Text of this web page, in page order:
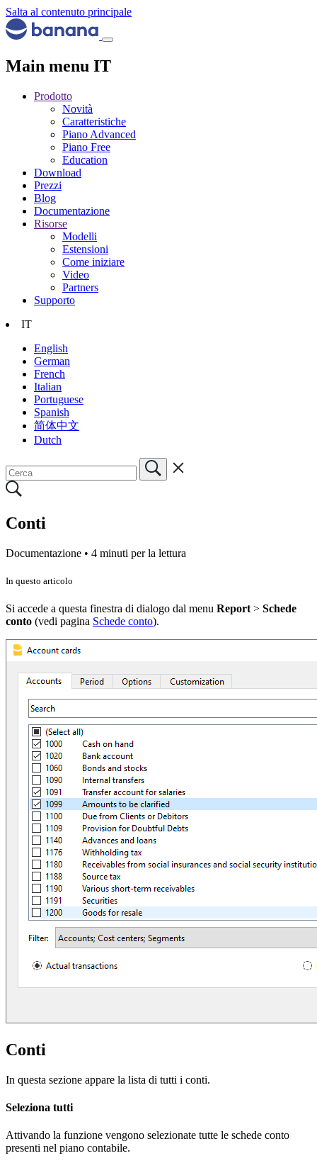
Salta al contenuto principale
Main menu IT
Prodotto
Novità
Caratteristiche
Piano Advanced
Piano Free
Education
Download
Prezzi
Blog
Documentazione
Risorse
Modelli
Estensioni
Come iniziare
Video
Partners
Supporto
IT
English
German
French
Italian
Portuguese
Spanish
简体中文
Dutch
Conti
Documentazione • 4 minuti per la lettura
In questo articolo
Si accede a questa finestra di dialogo dal menu Report > Schede
conto (vedi pagina Schede conto).
Conti
In questa sezione appare la lista di tutti i conti.
Seleziona tutti
Attivando la funzione vengono selezionate tutte le schede conto
presenti nel piano contabile.